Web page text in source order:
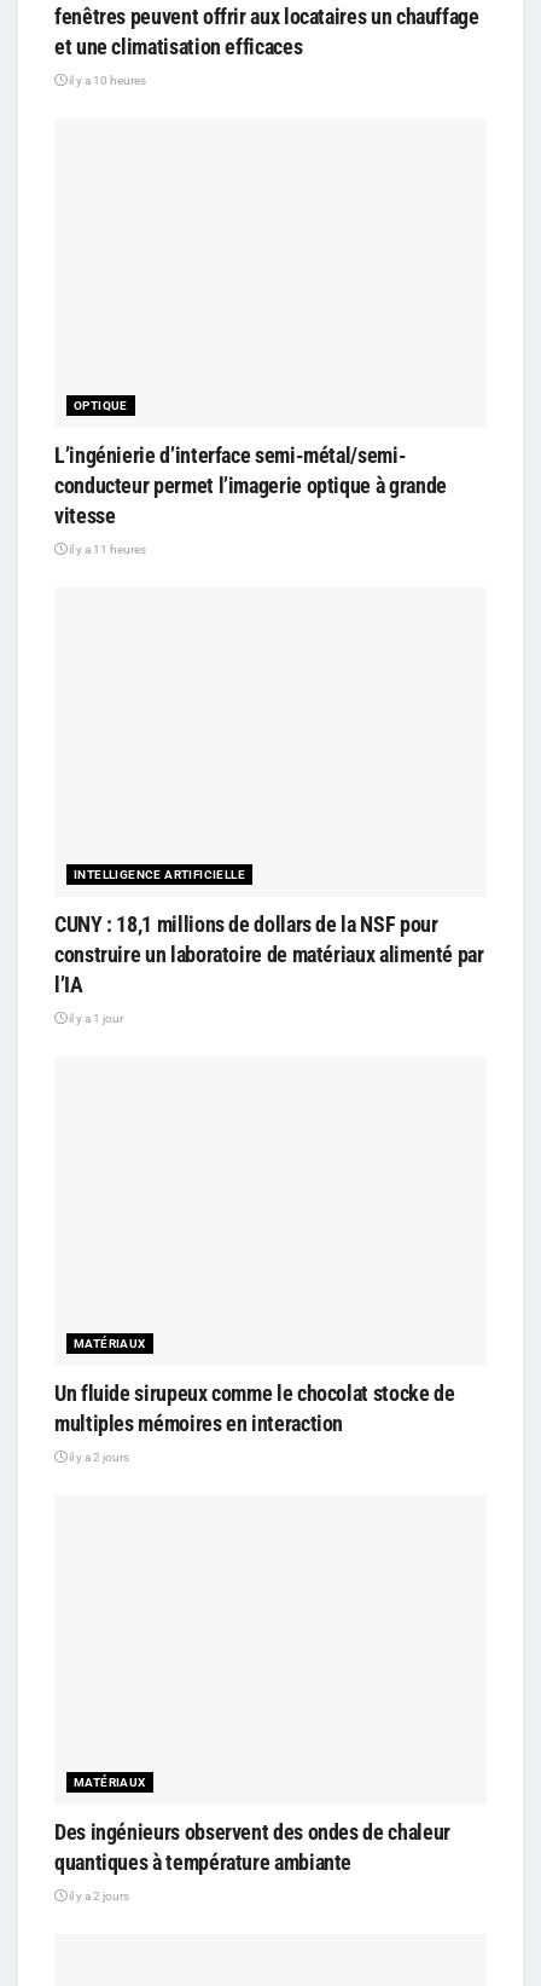
fenêtres peuvent offrir aux locataires un chauffage
et une climatisation efficaces
il y a 10 heures
OPTIQUE
L’ingénierie d’interface semi-métal/semi-
conducteur permet l’imagerie optique à grande
vitesse
il y a 11 heures
INTELLIGENCE ARTIFICIELLE
CUNY : 18,1 millions de dollars de la NSF pour
construire un laboratoire de matériaux alimenté par
l’IA
il y a 1 jour
MATÉRIAUX
Un fluide sirupeux comme le chocolat stocke de
multiples mémoires en interaction
il y a 2 jours
MATÉRIAUX
Des ingénieurs observent des ondes de chaleur
quantiques à température ambiante
il y a 2 jours